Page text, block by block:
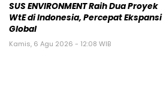
SUS ENVIRONMENT Raih Dua Proyek
WtE di Indonesia, Percepat Ekspansi
Global
Kamis, 6 Agu 2026 - 12:08 WIB